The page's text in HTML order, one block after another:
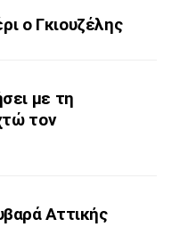
ο Γκιουζέλης
με τη
τον
Αττικής